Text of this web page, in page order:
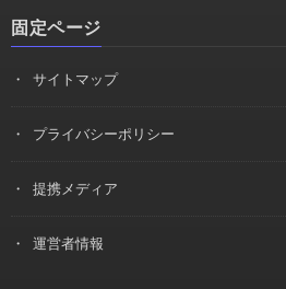
固定ページ
サイトマップ
プライバシーポリシー
提携メディア
運営者情報